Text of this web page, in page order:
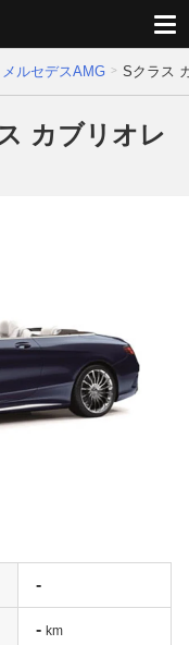
メルセデスAMG Sクラス
カブリオレ
-
- km